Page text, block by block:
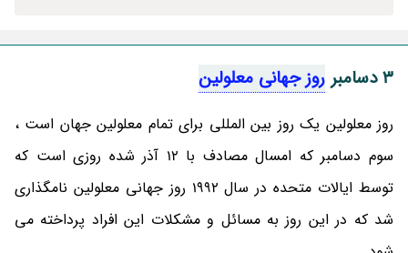
3 دسامبر روز جهانی معلولین
روز معلولین یک روز بین المللی برای تمام معلولین جهان است ،
سوم دسامبر که امسال مصادف با 12 آذر شده روزی است که
توسط ایالات متحده در سال 1992 روز جهانی معلولین نامگذاری
شد که در این روز به مسائل و مشکلات این افراد پرداخته می